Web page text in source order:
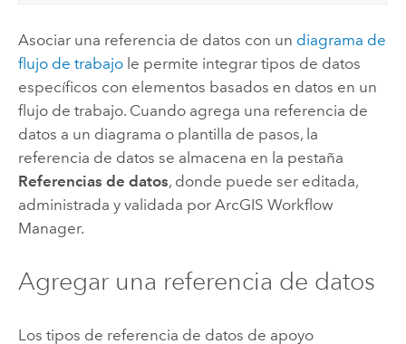
Asociar una referencia de datos con un diagrama de
flujo de trabajole permite integrar tipos de datos
específicos con elementos basados en datos en un
flujo de trabajo. Cuando agrega una referencia de
datos a un diagrama o plantilla de pasos, la
referencia de datos se almacena en la pestaña
Referencias de datos, donde puede ser editada,
administrada y validada por ArcGIS Workflow
Manager.
Agregar una referencia de datos
Los tipos de referencia de datos de apoyo